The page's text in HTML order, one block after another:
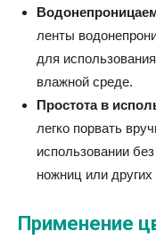
ленты
для
влажной среде.
Простота в
легко порвать
использовании
ножниц или
Применение